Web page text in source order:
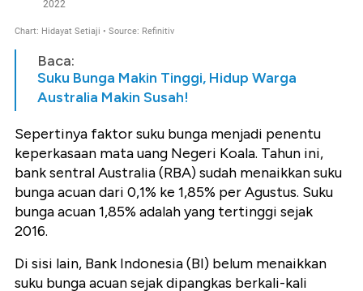
Baca:
Suku Bunga Makin Tinggi, Hidup Warga
Australia Makin Susah!
Sepertinya faktor suku bunga menjadi penentu
keperkasaan mata uang Negeri Koala. Tahun ini,
bank sentral Australia (RBA) sudah menaikkan suku
bunga acuan dari 0,1% ke 1,85% per Agustus. Suku
bunga acuan 1,85% adalah yang tertinggi sejak
2016.
Di sisi lain, Bank Indonesia (BI) belum menaikkan
suku bunga acuan sejak dipangkas berkali-kali